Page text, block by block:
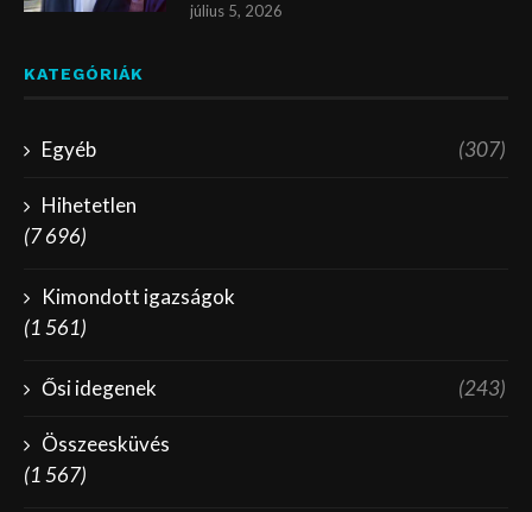
július 5, 2026
KATEGÓRIÁK
Egyéb (307)
Hihetetlen
(7 696)
Kimondott igazságok
(1 561)
Ősi idegenek (243)
Összeesküvés
(1 567)